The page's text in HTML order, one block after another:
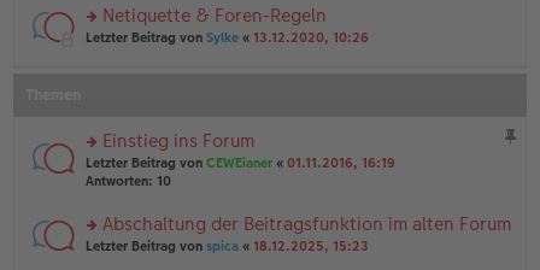
rs
el
es
e
er
B
ei
Netiquette & Foren-Regeln
Letzter Beitrag von Sylke « 13.12.2020, 10:26
rs
te
n
g
Einstieg ins Forum
Letzter Beitrag von CEWEianer « 01.11.2016, 16:19
Antworten: 10
rs
Abschaltung der Beitragsfunktion im alten Forum
Letzter Beitrag von spica « 18.12.2025, 15:23